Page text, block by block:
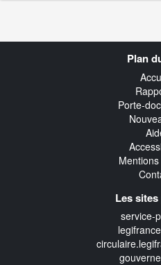
Plan
Porte-
Les
service-